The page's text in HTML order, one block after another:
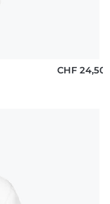
CHF 24,50